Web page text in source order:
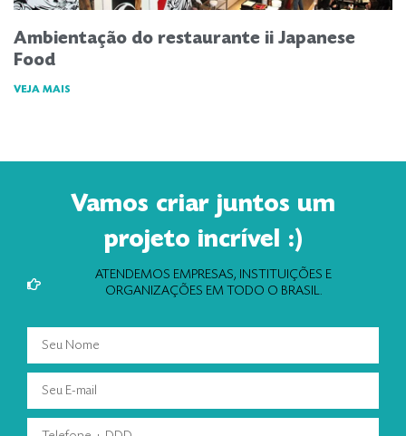
Ambientação do restaurante ii Japanese
Food
VEJA MAIS
Vamos criar juntos um
projeto incrível :)
ATENDEMOS EMPRESAS, INSTITUIÇÕES E
ORGANIZAÇÕES EM TODO O BRASIL.